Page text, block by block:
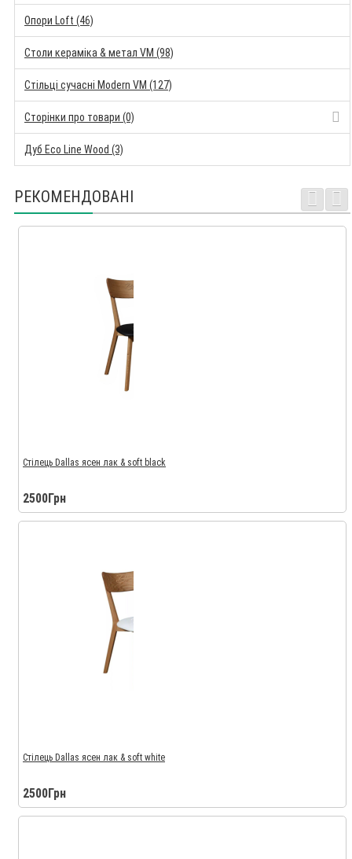
Опори Loft (46)
Столи кераміка & метал VM (98)
Стільці сучасні Modern VM (127)
Сторінки про товари (0)
Дуб Eco Line Wood (3)
РЕКОМЕНДОВАНІ
Стілець Dallas ясен лак & soft black
2500Грн
Стілець Dallas ясен лак & soft white
2500Грн